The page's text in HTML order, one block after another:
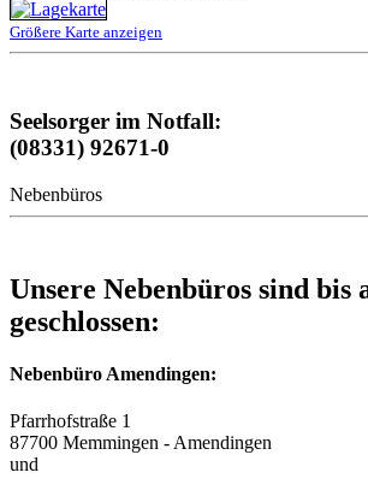
Größere Karte anzeigen
Seelsorger im Notfall:
(08331) 92671-0
Nebenbüros
Unsere Nebenbüros sind bis
geschlossen:
Nebenbüro Amendingen:
Pfarrhofstraße 1
87700 Memmingen - Amendingen
und